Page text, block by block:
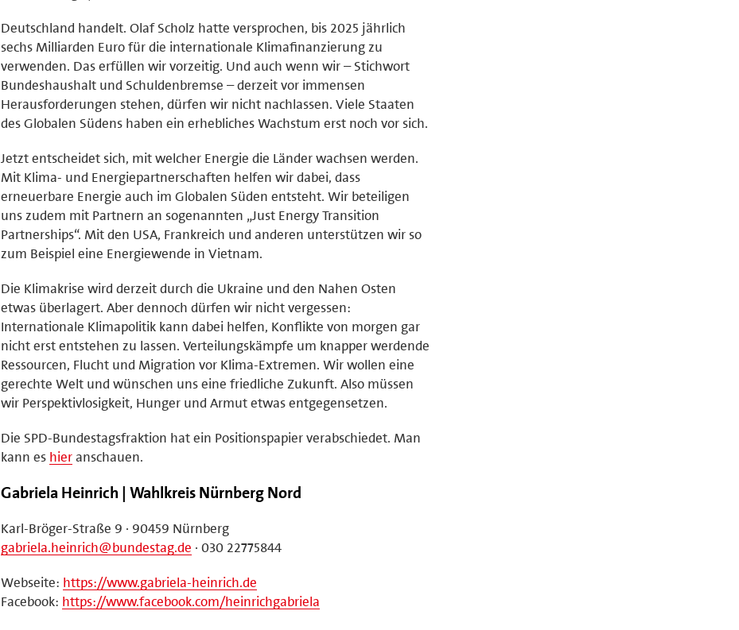
Deutschland handelt. Olaf Scholz hatte versprochen, bis 2025 jährlich
sechs Milliarden Euro für die internationale Klimafinanzierung zu
verwenden. Das erfüllen wir vorzeitig. Und auch wenn wir – Stichwort
Bundeshaushalt und Schuldenbremse – derzeit vor immensen
Herausforderungen stehen, dürfen wir nicht nachlassen. Viele Staaten
des Globalen Südens haben ein erhebliches Wachstum erst noch vor sich.
Jetzt entscheidet sich, mit welcher Energie die Länder wachsen werden.
Mit Klima- und Energiepartnerschaften helfen wir dabei, dass
erneuerbare Energie auch im Globalen Süden entsteht. Wir beteiligen
uns zudem mit Partnern an sogenannten „Just Energy Transition
Partnerships“. Mit den USA, Frankreich und anderen unterstützen wir so
zum Beispiel eine Energiewende in Vietnam.
Die Klimakrise wird derzeit durch die Ukraine und den Nahen Osten
etwas überlagert. Aber dennoch dürfen wir nicht vergessen:
Internationale Klimapolitik kann dabei helfen, Konflikte von morgen gar
nicht erst entstehen zu lassen. Verteilungskämpfe um knapper werdende
Ressourcen, Flucht und Migration vor Klima-Extremen. Wir wollen eine
gerechte Welt und wünschen uns eine friedliche Zukunft. Also müssen
wir Perspektivlosigkeit, Hunger und Armut etwas entgegensetzen.
Die SPD-Bundestagsfraktion hat ein Positionspapier verabschiedet. Man
kann es hieranschauen.
Gabriela Heinrich | Wahlkreis Nürnberg Nord
Karl-Bröger-Straße 9 · 90459 Nürnberg
gabriela.heinrich@bundestag.de · 030 22775844
Webseite: https://www.gabriela-heinrich.de
Facebook: https://www.facebook.com/heinrichgabriela